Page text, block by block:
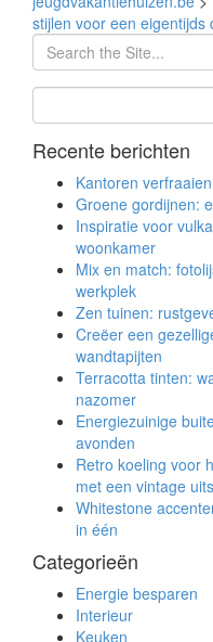
stijlen voor een eigentijds
Recente berichten
Kantoren
Groene gordijnen:
Inspiratie voor
woonkamer
Mix en match:
werkplek
Zen tuinen:
Creëer een
wandtapijten
Terracotta tinten:
nazomer
Energiezuinige
avonden
Retro koeling voor
met een vintage
Whitestone
in één
Categorieën
Energie besparen
Interieur
Keuken